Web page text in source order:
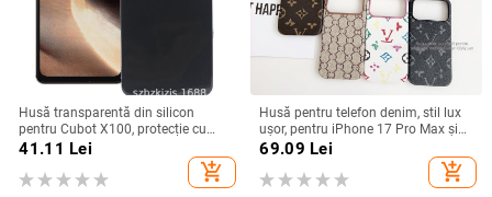
Husă transparentă din silicon
pentru Cubot X100, protecție cu
acoperire totală
41.11 Lei
add_shopping_cart
Husă pentru telefon denim, stil lux
ușor, pentru iPhone 17 Pro Max și
iPhone 16, cu acoperire totală
69.09 Lei
add_shopping_cart